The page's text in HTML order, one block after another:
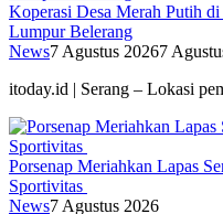
Koperasi Desa Merah Putih
Lumpur Belerang
News7 Agustus 20267
itoday.id | Serang – Lokasi
Porsenap Meriahkan Lapas
Sportivitas
News7 Agustus 2026